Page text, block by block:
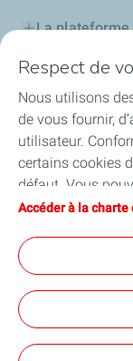
La plateforme
Notre
Projet d'avenir
Maintenance
Publications
Suivi des
Accessibilité:
Respect de
Nous utilisons
de vous fournir,
utilisateur.
certains cookies
défaut. Vous
paramètres de
vous acceptez le
cas où vous
techniques
seront utilisés.
Accéder à la